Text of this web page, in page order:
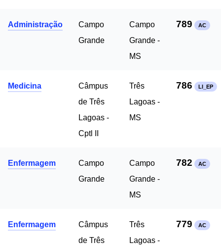
Administração
Campo
Grande
Campo
Grande -
MS
789 AC
Medicina
Câmpus
de Três
Lagoas -
Cptl II
Três
Lagoas -
MS
786 LI_EP
Enfermagem
Campo
Grande
Campo
Grande -
MS
782 AC
Enfermagem
Câmpus
de Três
Três
Lagoas -
779 AC